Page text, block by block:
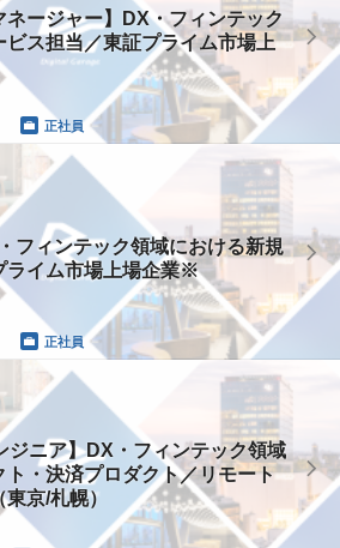
ージャー】DX・フィンテック
ス担当／東証プライム市場上
正社員
フィンテック領域における新規
ライム市場上場企業※
正社員
ジニア】DX・フィンテック領域
ト・決済プロダクト／リモート
京/札幌）